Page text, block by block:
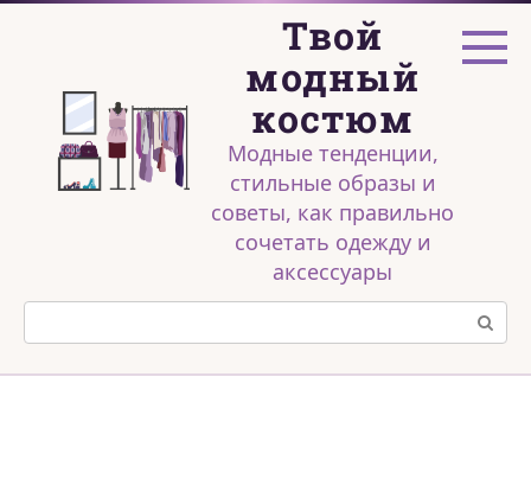
Перейти
Твой
модный
костюм
Модные тенденции,
стильные образы и
советы, как правильно
сочетать одежду и
аксессуары
Поиск: